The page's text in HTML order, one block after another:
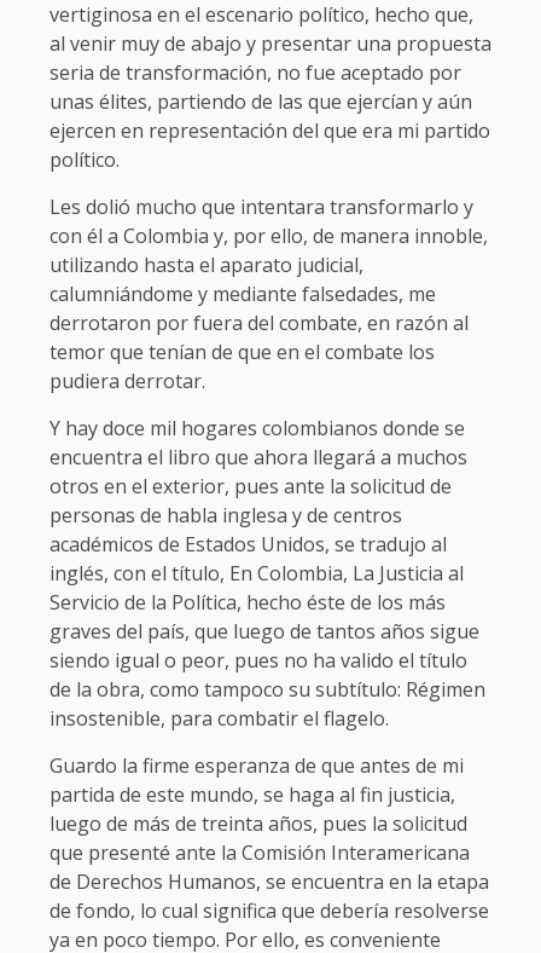
vertiginosa en el escenario político, hecho que,
al venir muy de abajo y presentar una propuesta
seria de transformación, no fue aceptado por
unas élites, partiendo de las que ejercían y aún
ejercen en representación del que era mi partido
político.
Les dolió mucho que intentara transformarlo y
con él a Colombia y, por ello, de manera innoble,
utilizando hasta el aparato judicial,
calumniándome y mediante falsedades, me
derrotaron por fuera del combate, en razón al
temor que tenían de que en el combate los
pudiera derrotar.
Y hay doce mil hogares colombianos donde se
encuentra el libro que ahora llegará a muchos
otros en el exterior, pues ante la solicitud de
personas de habla inglesa y de centros
académicos de Estados Unidos, se tradujo al
inglés, con el título, En Colombia, La Justicia al
Servicio de la Política, hecho éste de los más
graves del país, que luego de tantos años sigue
siendo igual o peor, pues no ha valido el título
de la obra, como tampoco su subtítulo: Régimen
insostenible, para combatir el flagelo.
Guardo la firme esperanza de que antes de mi
partida de este mundo, se haga al fin justicia,
luego de más de treinta años, pues la solicitud
que presenté ante la Comisión Interamericana
de Derechos Humanos, se encuentra en la etapa
de fondo, lo cual significa que debería resolverse
ya en poco tiempo. Por ello, es conveniente